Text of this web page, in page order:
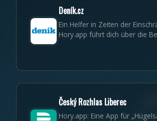
Deník.cz
Ein Helfer in Zeiten der
Hory.app führt dich über die
Český Rozhlas Liberec
Hory.app: Eine App für